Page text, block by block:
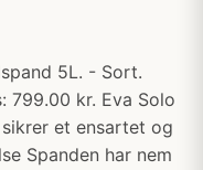
5L. - Sort.
799.00 kr. Eva Solo
et ensartet og
Spanden har nem